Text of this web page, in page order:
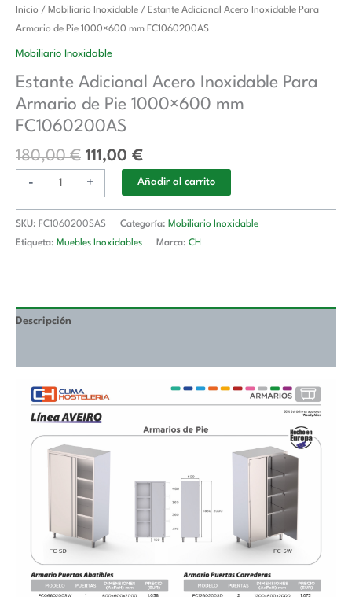
Inicio / Mobiliario Inoxidable / Estante Adicional Acero Inoxidable Para
Armario de Pie 1000×600 mm FC1060200AS
Mobiliario Inoxidable
Estante Adicional Acero Inoxidable Para
Armario de Pie 1000×600 mm
FC1060200AS
180,00€
El
precio
original
180,00 €.
111,00 €
El
precio
111,00 €.
-
Estante
Adicional
Acero
Para
Armario
de
1000x600
FC1060200AS
+ Añadir al carrito
SKU: FC1060200SAS Categoría: Mobiliario Inoxidable
Etiqueta: Muebles Inoxidables Marca: CH
Descripción